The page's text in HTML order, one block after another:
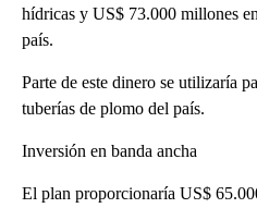
hídricas y US$ 73.000 millones
país.
Parte de este dinero se utilizaría
tuberías de plomo del país.
Inversión en banda ancha
El plan proporcionaría US$